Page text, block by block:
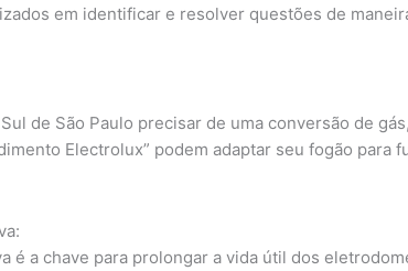
em identificar e resolver questões de
de São Paulo precisar de uma conversão de
Electrolux” podem adaptar seu fogão para
é a chave para prolongar a vida útil dos